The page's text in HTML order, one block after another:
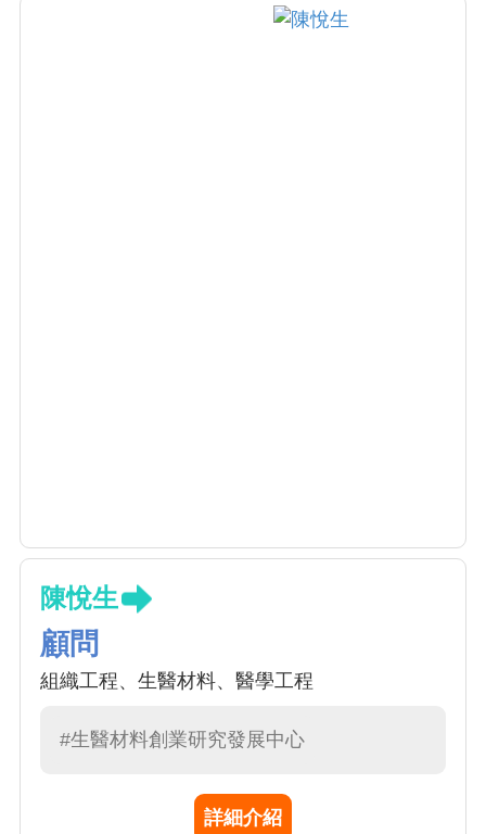
陳悅生
顧問
組織工程、生醫材料、醫學工程
#生醫材料創業研究發展中心
詳細介紹